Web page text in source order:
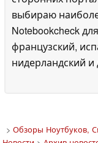
выбираю
Notebookcheck
французский,
нидерландский и
> Обзоры Ноутбуков,